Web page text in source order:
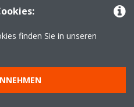
© Daikin
finden Sie in unseren